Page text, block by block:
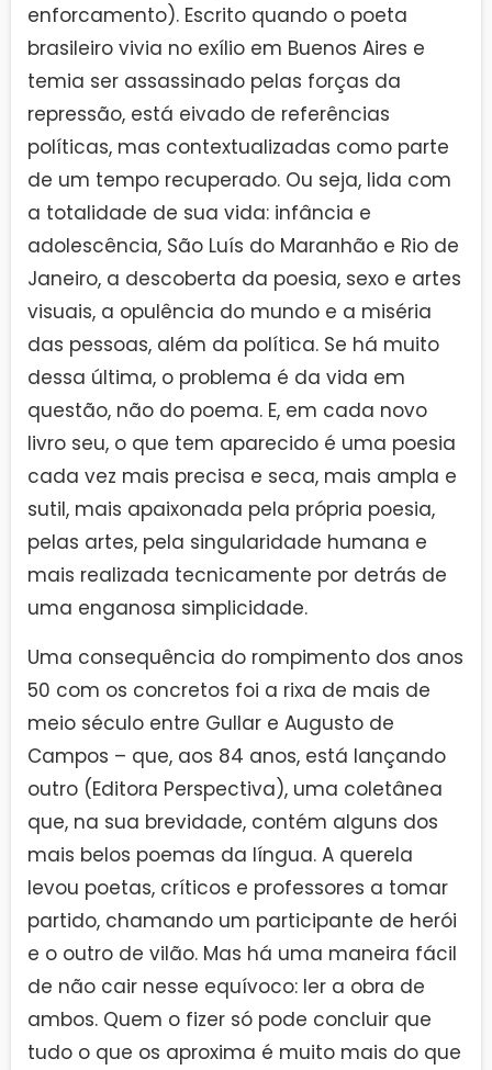
enforcamento). Escrito quando o poeta
brasileiro vivia no exílio em Buenos Aires e
temia ser assassinado pelas forças da
repressão, está eivado de referências
políticas, mas contextualizadas como parte
de um tempo recuperado. Ou seja, lida com
a totalidade de sua vida: infância e
adolescência, São Luís do Maranhão e Rio de
Janeiro, a descoberta da poesia, sexo e artes
visuais, a opulência do mundo e a miséria
das pessoas, além da política. Se há muito
dessa última, o problema é da vida em
questão, não do poema. E, em cada novo
livro seu, o que tem aparecido é uma poesia
cada vez mais precisa e seca, mais ampla e
sutil, mais apaixonada pela própria poesia,
pelas artes, pela singularidade humana e
mais realizada tecnicamente por detrás de
uma enganosa simplicidade.
Uma consequência do rompimento dos anos
50 com os concretos foi a rixa de mais de
meio século entre Gullar e Augusto de
Campos – que, aos 84 anos, está lançando
outro (Editora Perspectiva), uma coletânea
que, na sua brevidade, contém alguns dos
mais belos poemas da língua. A querela
levou poetas, críticos e professores a tomar
partido, chamando um participante de herói
e o outro de vilão. Mas há uma maneira fácil
de não cair nesse equívoco: ler a obra de
ambos. Quem o fizer só pode concluir que
tudo o que os aproxima é muito mais do que